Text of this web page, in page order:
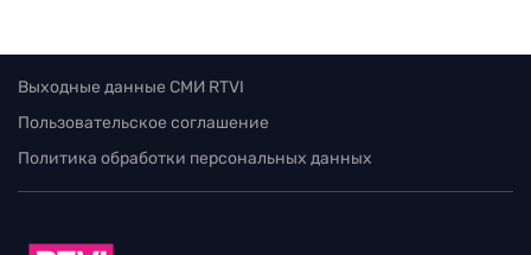
Выходные данные СМИ RTVI
Пользовательское соглашение
Политика обработки персональных данных